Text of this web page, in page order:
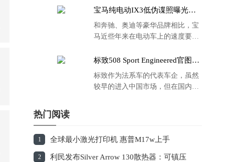
的故宫宫廷联名款。
宝马纯电动IX3低伪谍照曝光：
和奔驰、奥迪等豪华品牌相比，宝
马近些年来在电动车上的速度要慢
标致508 Sport Engineered官图发
标致作为法系车的代表车企，虽然
较早的进入中国市场，但在国内的
热门阅读
1 全球最小激光打印机 惠普M17w上手
2 利民发布Silver Arrow 130散热器：可镇压